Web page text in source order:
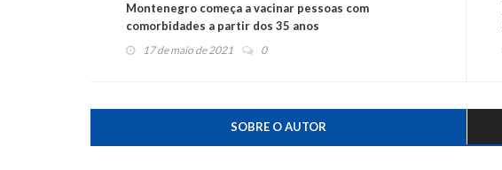
Montenegro começa a vacinar pessoas com
comorbidades a partir dos 35 anos
17 de maio de 2021 0
SOBRE O AUTOR